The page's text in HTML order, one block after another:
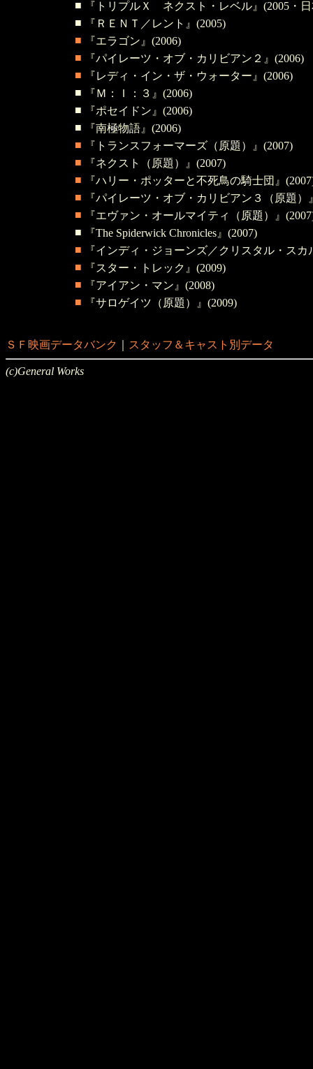
■
『トリプルＸ ネクスト・レベル』(2005・
■
『ＲＥＮＴ／レント』(2005)
■
『エラゴン』(2006)
■
『パイレーツ・オブ・カリビアン２』(2006)
■
『レディ・イン・ザ・ウォーター』(2006)
■
『Ｍ：Ｉ：３』(2006)
■
『ポセイドン』(2006)
■
『南極物語』(2006)
■
『トランスフォーマーズ（原題）』(2007)
■
『ネクスト（原題）』(2007)
■
『ハリー・ポッターと不死鳥の騎士団』
■
『パイレーツ・オブ・カリビアン３（原題）
■
『エヴァン・オールマイティ（原題）』
■
『The Spiderwick Chronicles』(2007)
■
『インディ・ジョーンズ／クリスタル・スカ
■
『スター・トレック』(2009)
■
『アイアン・マン』(2008)
■
『サロゲイツ（原題）』(2009)
ＳＦ映画データバンク スタッフ＆キャスト別データ
(c)General Works